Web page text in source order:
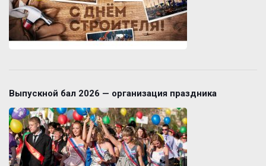
Выпускной бал 2026 — организация праздника